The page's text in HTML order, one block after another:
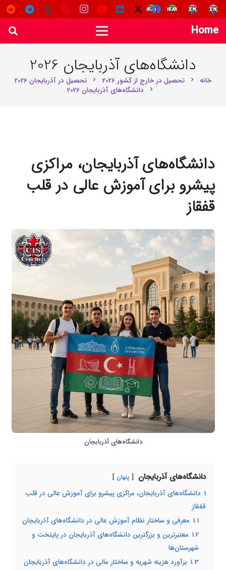
Home
دانشگاه‌های آذربایجان 2026
خانه chevron_right تحصیل در خارج از کشور 2026 chevron_right تحصیل در آذربایجان 2026
chevron_right دانشگاه‌های آذربایجان 2026
دانشگاه‌های آذربایجان، مراکزی
پیشرو برای آموزش عالی در قلب
قفقاز
دانشگاه‌های آذربایجان
دانشگاه‌های آذربایجان پنهان
1 دانشگاه‌های آذربایجان، مراکزی پیشرو برای آموزش عالی در قلب
قفقاز
1.1 معرفی و ساختار نظام آموزش عالی در دانشگاه‌های آذربایجان
1.2 معتبرترین و بزرگترین دانشگاه‌های آذربایجان در پایتخت و
شهرستان‌ها
1.3 برآورد هزینه شهریه و ساختار مالی در دانشگاه‌های آذربایجان